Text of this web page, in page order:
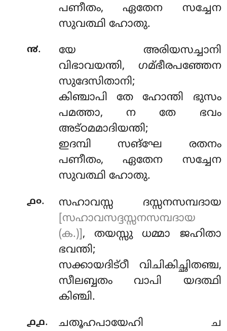
പണീതം, ഏതേന സച്ചേന
സുവത്ഥി ഹോതു.
൯.
യേ അരിയസച്ചാനി
വിഭാവയന്തി, ഗമ്ഭീരപഞ്ഞേന
സുദേസിതാനി;
കിഞ്ചാപി തേ ഹോന്തി ഭുസം
പമത്താ, ന തേ ഭവം
അട്ഠമമാദിയന്തി;
ഇദമ്പി സങ്ഘേ രതനം
പണീതം, ഏതേന സച്ചേന
സുവത്ഥി ഹോതു.
൧൦. സഹാവസ്സ ദസ്സനസമ്പദായ
[സഹാവസദ്ദസ്സനസമ്പദായ
(ക.)] , തയസ്സു ധമ്മാ ജഹിതാ
ഭവന്തി;
സക്കായദിട്ഠീ വിചികിച്ഛിതഞ്ച,
സീലബ്ബതം വാപി യദത്ഥി
കിഞ്ചി.
൧൧.
ചതൂഹപായേഹി ച